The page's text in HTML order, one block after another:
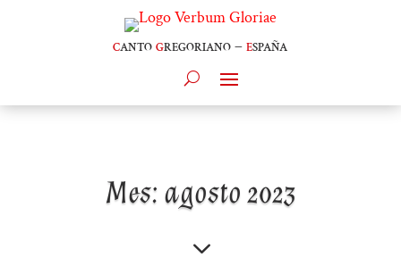
cantogregoriano –españa
Mes:agosto 2023
3